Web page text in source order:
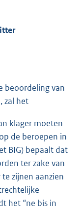
van
zal het
klager moeten
de beroepen in
BIG) bepaalt dat
ter zake van
zijnen aanzien
het “ne bis in